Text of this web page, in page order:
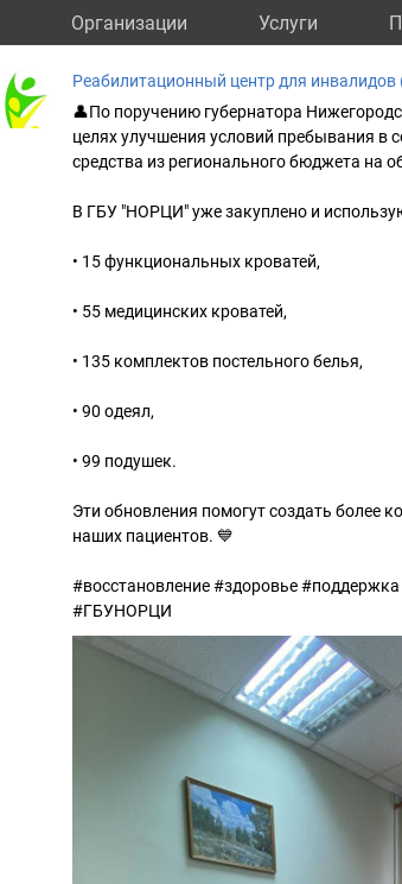
Организации Услуги
Реабилитационный центр для
👤По поручению губернатора
целях улучшения условий пребывания в
средства из регионального бюджета на
В ГБУ "НОРЦИ" уже закуплено и
• 15 функциональных кроватей,
• 55 медицинских кроватей,
• 135 комплектов постельного белья,
• 90 одеял,
• 99 подушек.
Эти обновления помогут создать более
наших пациентов. 💙
#восстановление #здоровье
#ГБУНОРЦИ